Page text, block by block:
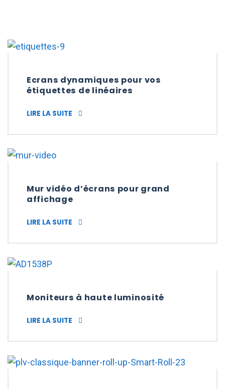
Ecrans dynamiques pour vos
étiquettes de linéaires
LIRE LA SUITE ECRANS DYNAMIQUES POUR VOS
Mur vidéo d’écrans pour grand
affichage
LIRE LA SUITE MUR VIDÉO D’ÉCRANS POUR GRAND
Moniteurs à haute luminosité
LIRE LA SUITE MONITEURS À HAUTE LUMINOSITÉ